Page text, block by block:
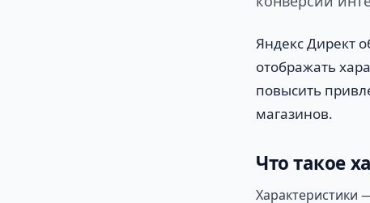
Яндекс Директ
отображать
повысить
магазинов.
Что такое
Характеристики